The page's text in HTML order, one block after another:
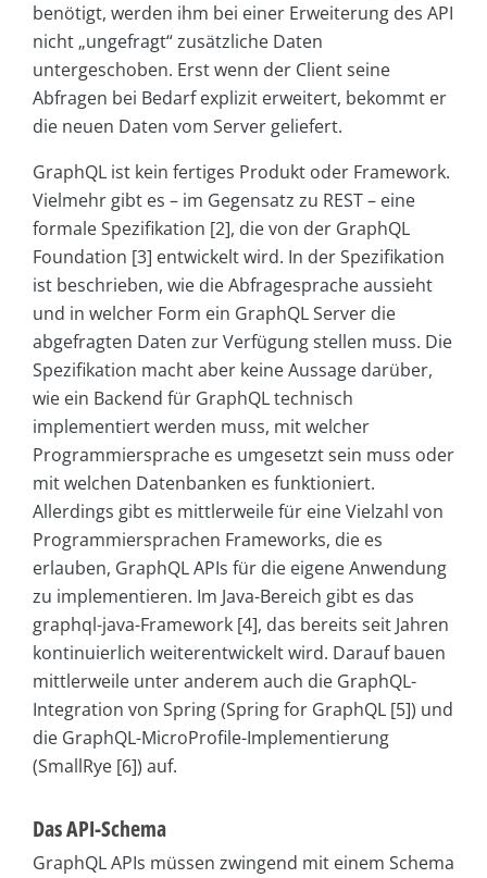
benötigt, werden ihm bei einer Erweiterung des API
nicht „ungefragt“ zusätzliche Daten
untergeschoben. Erst wenn der Client seine
Abfragen bei Bedarf explizit erweitert, bekommt er
die neuen Daten vom Server geliefert.
GraphQL ist kein fertiges Produkt oder Framework.
Vielmehr gibt es – im Gegensatz zu REST – eine
formale Spezifikation [2], die von der GraphQL
Foundation [3] entwickelt wird. In der Spezifikation
ist beschrieben, wie die Abfragesprache aussieht
und in welcher Form ein GraphQL Server die
abgefragten Daten zur Verfügung stellen muss. Die
Spezifikation macht aber keine Aussage darüber,
wie ein Backend für GraphQL technisch
implementiert werden muss, mit welcher
Programmiersprache es umgesetzt sein muss oder
mit welchen Datenbanken es funktioniert.
Allerdings gibt es mittlerweile für eine Vielzahl von
Programmiersprachen Frameworks, die es
erlauben, GraphQL APIs für die eigene Anwendung
zu implementieren. Im Java-Bereich gibt es das
graphql-java-Framework [4], das bereits seit Jahren
kontinuierlich weiterentwickelt wird. Darauf bauen
mittlerweile unter anderem auch die GraphQL-
Integration von Spring (Spring for GraphQL [5]) und
die GraphQL-MicroProfile-Implementierung
(SmallRye [6]) auf.
Das API-Schema
GraphQL APIs müssen zwingend mit einem Schema